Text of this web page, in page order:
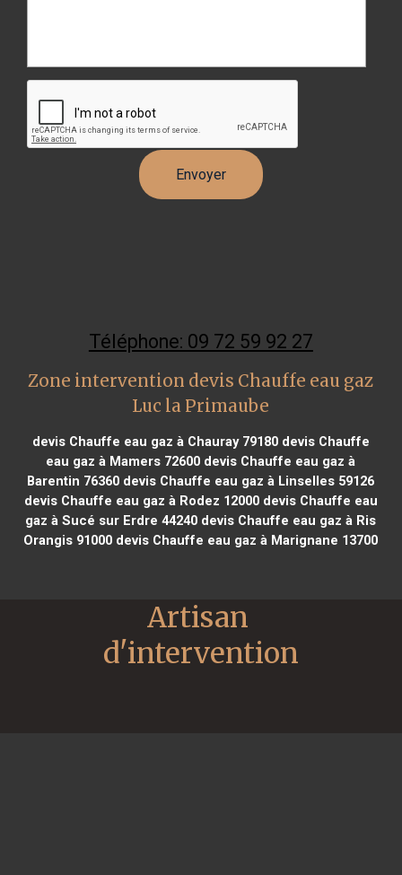
Téléphone: 09 72 59 92 27
Zone intervention devis Chauffe eau gaz
Luc la Primaube
devis Chauffe eau gaz à Chauray 79180devis Chauffe
eau gaz à Mamers 72600 devis Chauffe eau gaz à
Barentin 76360 devis Chauffe eau gaz à Linselles 59126
devis Chauffe eau gaz à Rodez 12000devis Chauffe eau
gaz à Sucé sur Erdre 44240 devis Chauffe eau gaz à Ris
Orangis 91000 devis Chauffe eau gaz à Marignane 13700
Artisan
d'intervention